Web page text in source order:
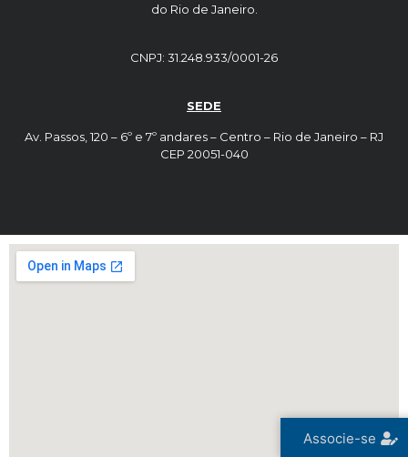
do Rio de Janeiro.
CNPJ: 31.248.933/0001-26
SEDE
Av. Passos, 120 – 6º e 7º andares – Centro – Rio de Janeiro – RJ
CEP 20051-040
Associe-se